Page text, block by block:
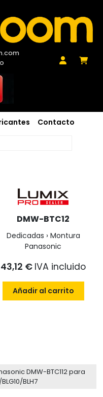
Contacto
DMW-BTC12
Dedicadas › Montura
Panasonic
43,12 € IVA incluido
Añadir al carrito
DMW-BTC112 para
BLH7